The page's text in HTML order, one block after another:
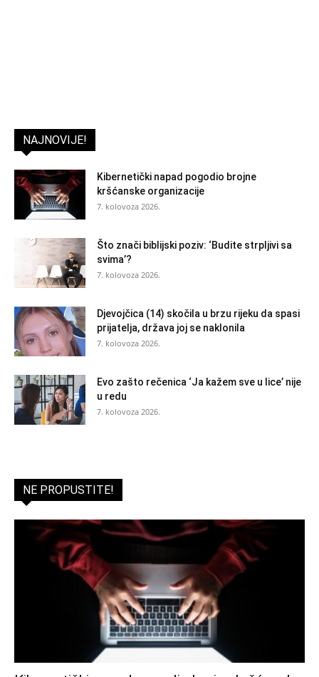
NAJNOVIJE!
Kibernetički napad pogodio brojne
kršćanske organizacije
7. kolovoza 2026.
Što znači biblijski poziv: ‘Budite strpljivi sa
svima’?
7. kolovoza 2026.
Djevojčica (14) skočila u brzu rijeku da spasi
prijatelja, država joj se naklonila
7. kolovoza 2026.
Evo zašto rečenica ‘Ja kažem sve u lice’ nije
u redu
7. kolovoza 2026.
NE PROPUSTITE!